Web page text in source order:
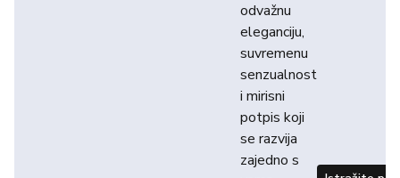
odvažnu
eleganciju,
suvremenu
senzualnost
i mirisni
potpis koji
se razvija
zajedno s